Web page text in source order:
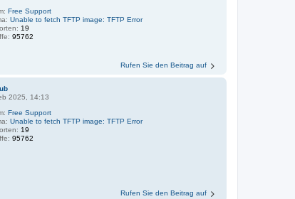
Free Support
Unable to fetch TFTP image: TFTP Error
19
95762
Rufen Sie den Beitrag auf
2025, 14:13
Free Support
Unable to fetch TFTP image: TFTP Error
19
95762
Rufen Sie den Beitrag auf